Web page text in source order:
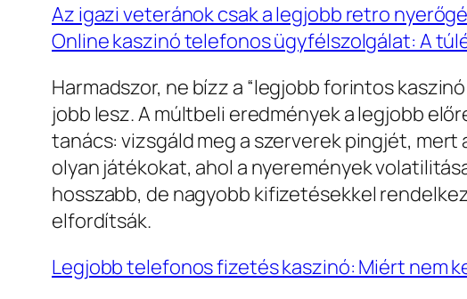
Az igazi veteránok csak a legjobb retro
Online kaszinó telefonos ügyfélszolgálat: A
Harmadszor, ne bízz a “legjobb forintos
jobb lesz. A múltbeli eredmények a legjobb
tanács: vizsgáld meg a szerverek pingjét,
olyan játékokat, ahol a nyeremények
hosszabb, de nagyobb kifizetésekkel
elfordítsák.
Legjobb telefonos fizetés kaszinó: Miért nem